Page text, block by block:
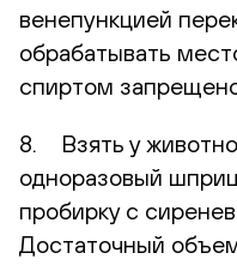
венепункцией
обрабатывать
спиртом
8. Взять у
одноразовый
пробирку с
Достаточный